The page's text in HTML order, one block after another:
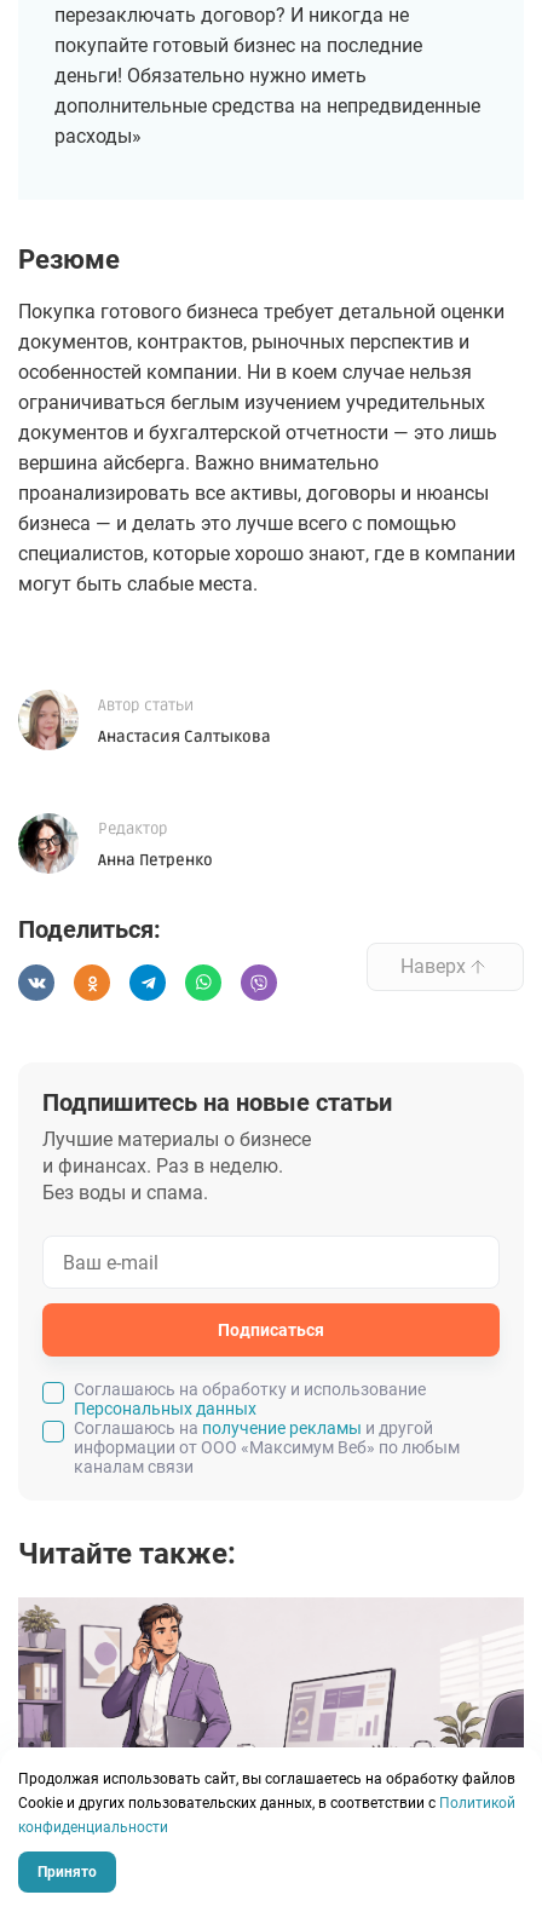
перезаключать договор? И никогда не
покупайте готовый бизнес на последние
деньги! Обязательно нужно иметь
дополнительные средства на непредвиденные
расходы»
Резюме
Покупка готового бизнеса требует детальной оценки
документов, контрактов, рыночных перспектив и
особенностей компании. Ни в коем случае нельзя
ограничиваться беглым изучением учредительных
документов и бухгалтерской отчетности — это лишь
вершина айсберга. Важно внимательно
проанализировать все активы, договоры и нюансы
бизнеса — и делать это лучше всего с помощью
специалистов, которые хорошо знают, где в компании
могут быть слабые места.
Автор статьи
Анастасия Салтыкова
Редактор
Анна Петренко
Поделиться:
Наверх
Подпишитесь на новые статьи
Лучшие материалы о бизнесе
и финансах. Раз в неделю.
Без воды и спама.
Подписаться
Cоглашаюсь на обработку и использование
Персональных данных
Соглашаюсь на получение рекламы и другой
информации от ООО «Максимум Веб» по любым
каналам связи
Читайте также:
Работа с самозанятыми в 2026 году: как бизнесу
снизить риски
Продолжая использовать сайт, вы соглашаетесь на обработку файлов
Сookie и других пользовательских данных, в соответствии с Политикой
конфиденциальности
Принято